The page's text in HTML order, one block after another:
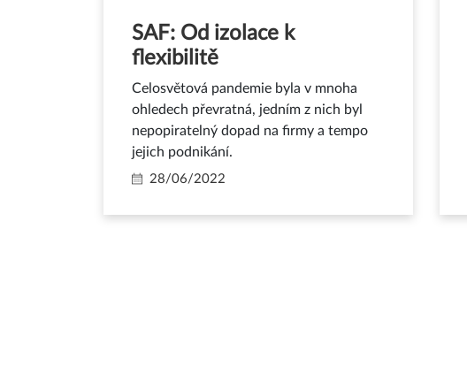
SAF: Od izolace k
flexibilitě
Celosvětová pandemie byla v mnoha
ohledech převratná, jedním z nich byl
nepopiratelný dopad na firmy a tempo
jejich podnikání.
28/06/2022